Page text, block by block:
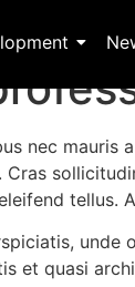
nec mauris
Cras
tellus.
unde
et quasi